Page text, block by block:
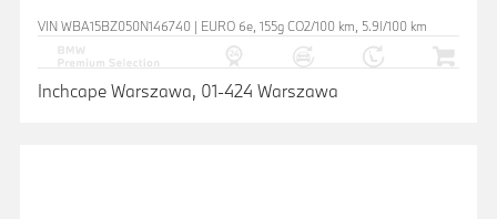
VIN WBA15BZ050N146740 | EURO 6e, 155g CO2/100 km, 5.9l/100 km
Inchcape Warszawa, 01-424 Warszawa